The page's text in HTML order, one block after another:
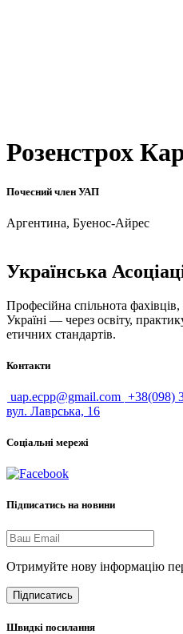
Розенстрох
Почесний член УАП
Аргентина, Буенос-Айрес
Українська
Професійна спільнота
Україні — через освіту,
етичних стандартів.
Контакти
uap.ecpp@gmail.com +38(098)
вул. Лаврська, 16
Соціальні мережі
Підписатись на новини
Отримуйте нову інформацію
Підписатись
Швидкі посилання